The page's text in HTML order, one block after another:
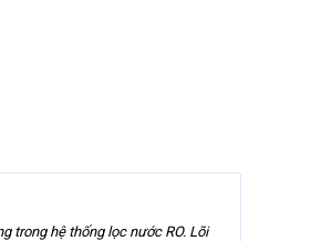
trong hệ thống lọc nước RO. Lõi